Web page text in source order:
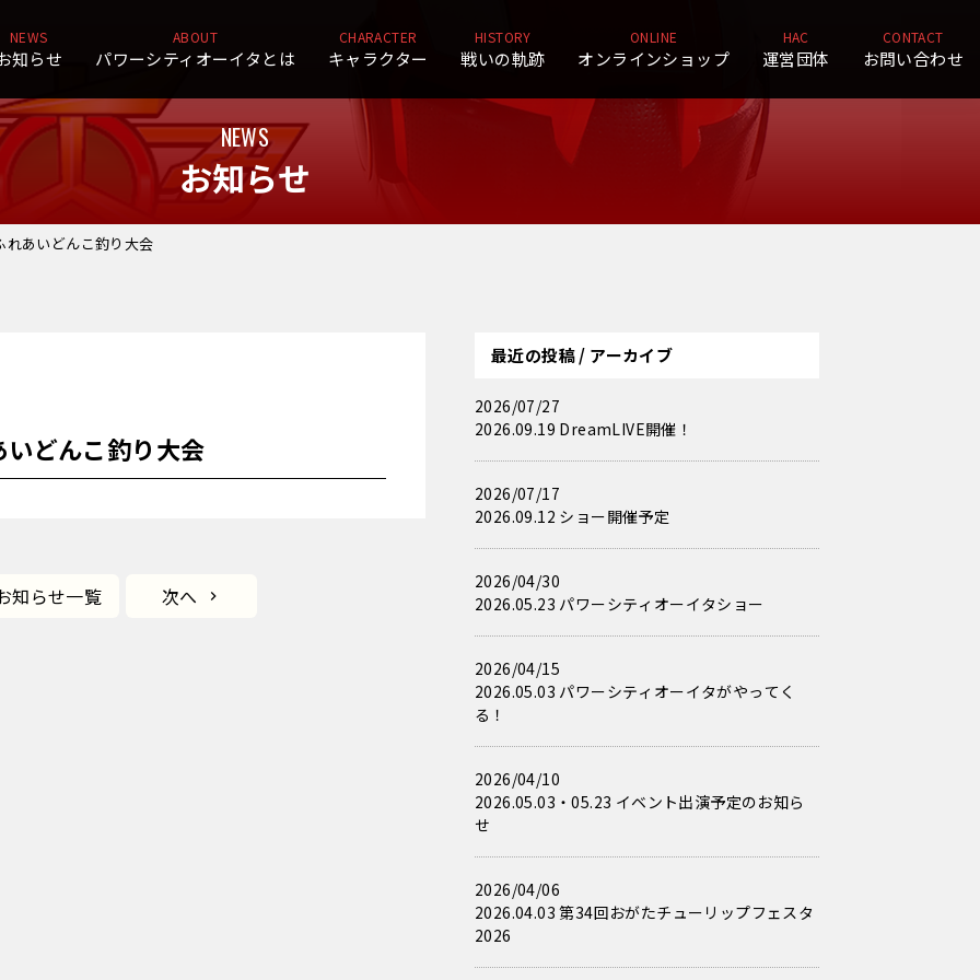
NEWS
知らせ
ABOUT
パワーシティオーイタとは
CHARACTER
キャラクター
HISTORY
戦いの軌跡
ONLINE
オンラインショップ
HAC
運営団体
CONTACT
お問い合わせ
NEWS
お知らせ
れあいどんこ釣り大会
どんこ釣り大会
知らせ一覧 次へ
最近の投稿 / アーカイブ
2026/07/27
2026.09.19 DreamLIVE開催！
2026/07/17
2026.09.12 ショー開催予定
2026/04/30
2026.05.23 パワーシティオーイタショー
2026/04/15
2026.05.03 パワーシティオーイタがやってく
る！
2026/04/10
2026.05.03・05.23 イベント出演予定のお知ら
せ
2026/04/06
2026.04.03 第34回おがたチューリップフェスタ
2026